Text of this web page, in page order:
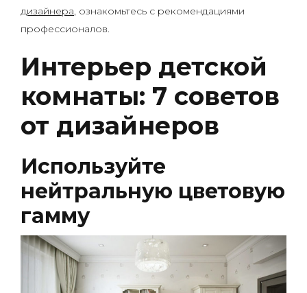
дизайнера, ознакомьтесь с рекомендациями
профессионалов.
Интерьер детской
комнаты: 7 советов
от дизайнеров
Используйте
нейтральную цветовую
гамму